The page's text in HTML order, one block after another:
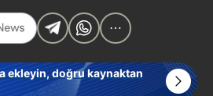
ekleyin, doğru kaynaktan